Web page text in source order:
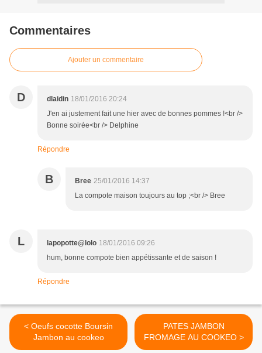
Commentaires
Ajouter un commentaire
D dlaidin 18/01/2016 20:24
J'en ai justement fait une hier avec de bonnes pommes !<br />
Bonne soirée<br /> Delphine
Répondre
B Bree 25/01/2016 14:37
La compote maison toujours au top ;<br /> Bree
L lapopotte@lolo 18/01/2016 09:26
hum, bonne compote bien appétissante et de saison !
Répondre
< Oeufs cocotte Boursin
Jambon au cookeo
PATES JAMBON
FROMAGE AU COOKEO >